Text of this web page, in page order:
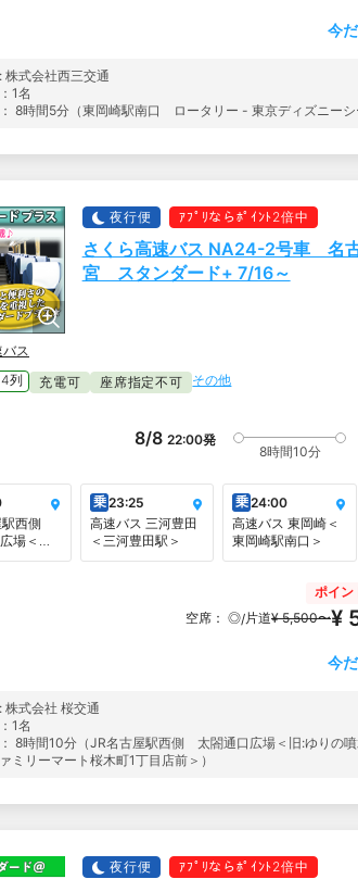
今
株式会社西三交通
1名
8時間5分（東岡崎駅南口 ロータリー - 東京ディズニーシ
夜行便 ｱﾌﾟﾘならﾎﾟｲﾝﾄ2倍中
さくら高速バス NA24-2号車 名
宮 スタンダード+ 7/16～
ス
4列
充電可 座席指定不可 その他
8/8 22:00発
8時間10分
駅西側
場＜旧:
前＞
乗23:25
高速バス 三河豊田
＜三河豊田駅＞
乗24:00
高速バス 東岡崎＜
東岡崎駅南口＞
ポイン
空席： ◎/片道¥ 5,500〜¥
今
株式会社 桜交通
1名
8時間10分（JR名古屋駅西側 太閤通口広場＜旧:ゆりの
ミリーマート桜木町1丁目店前＞）
夜行便 ｱﾌﾟﾘならﾎﾟｲﾝﾄ2倍中